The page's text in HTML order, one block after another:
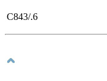
C843/.6